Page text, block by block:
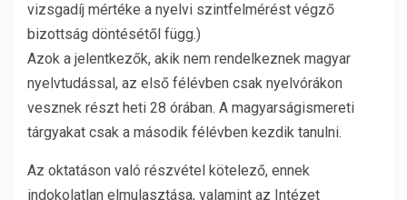
vizsgadíj mértéke a nyelvi szintfelmérést végző
bizottság döntésétől függ.)
Azok a jelentkezők, akik nem rendelkeznek magyar
nyelvtudással, az első félévben csak nyelvórákon
vesznek részt heti 28 órában. A magyarságismereti
tárgyakat csak a második félévben kezdik tanulni.
Az oktatáson való részvétel kötelező, ennek
indokolatlan elmulasztása, valamint az Intézet